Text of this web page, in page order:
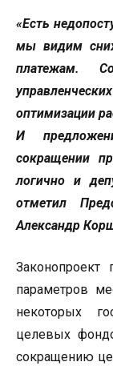
«Есть
мы видим
платежам.
оптимизации
И
сокращении
логично и
отметил
Александр
Законопроект
параметров
некоторых
целевых
сокращению